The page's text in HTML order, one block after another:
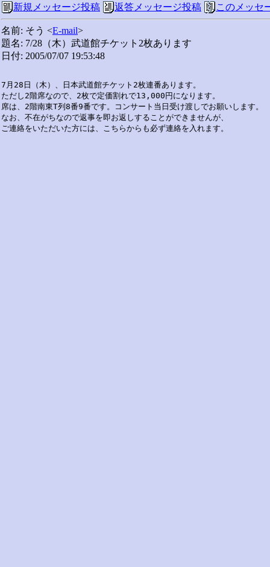
新規メッセージ投稿 返答メッセージ投稿 このメッセ
名前: そう <E-mail>
題名: 7/28（木）武道館チケット2枚あります
日付: 2005/07/07 19:53:48
7月28日（木）、日本武道館チケット2枚連番あります。
ただし2階席なので、2枚で定価割れで13,000円になります。
席は、2階南東T列8番9番です。コンサート当日受け渡しでお願いします。
なお、不在がちなので返事を即お返しすることができませんが、